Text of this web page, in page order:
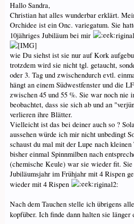
Hallo Sandra,
Christian hat alles wunderbar erklärt.
Orchidee ist ein Onc. variegatum. Sie
10jähriges Jubiläum bei mir
wie Du siehst ist sie nur auf Kork
trotzdem wird sie nicht tgl. getaucht,
oder 3. Tag und zwischendurch evtl.
hängt an einem Südwestfenster und die
zwischen 45 und 55 %. Sie war noch nie
beobachtet, dass sie sich ab und an
verlieren ihre Blätter.
Vielleicht ist das bei deiner auch so ?
aussehen würde ich mir nicht unbedingt
schaust du mal mit der Lupe nach
bisher einmal Spinnmilben nach
(chemische Keule) war sie wieder fit. Sie
Jubiläumsjahr im Frühjahr mit 4 Rispen
wieder mit 4 Rispen
riginal2:
Nach dem Tauchen stelle ich übrigens
kopfüber. Ich finde dann halten sie länger